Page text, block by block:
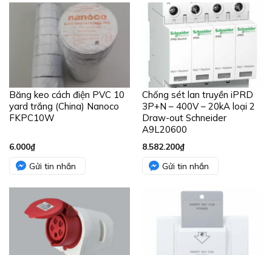
Băng keo cách điện PVC 10
yard trắng (China) Nanoco
FKPC10W
6.000₫
Gửi tin nhắn
Chống sét lan truyền iPRD
3P+N – 400V – 20kA loại 2
Draw-out Schneider
A9L20600
8.582.200₫
Gửi tin nhắn